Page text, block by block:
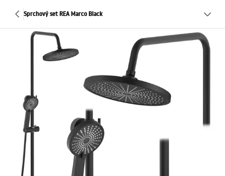
Sprchový set REA Marco Black